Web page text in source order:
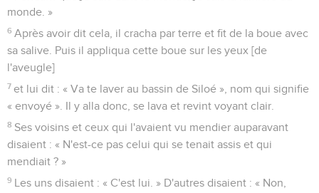
monde. »
6 Après avoir dit cela, il cracha par terre et fit de la boue avec
sa salive. Puis il appliqua cette boue sur les yeux [de
l'aveugle]
7 et lui dit : « Va te laver au bassin de Siloé », nom qui signifie
« envoyé ». Il y alla donc, se lava et revint voyant clair.
8 Ses voisins et ceux qui l'avaient vu mendier auparavant
disaient : « N'est-ce pas celui qui se tenait assis et qui
mendiait ? »
9 Les uns disaient : « C'est lui. » D'autres disaient : « Non,